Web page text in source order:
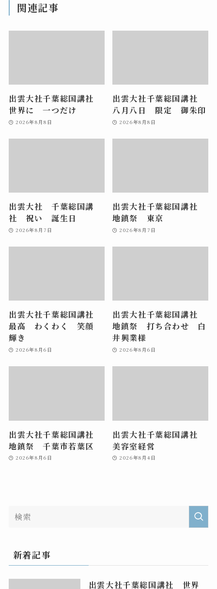
関連記事
出雲大社千葉総国講社
世界に 一つだけ
2026年8月8日
出雲大社千葉総国講社
八月八日 限定 御朱印
2026年8月8日
出雲大社 千葉総国講
社 祝い 誕生日
2026年8月7日
出雲大社千葉総国講社
地鎮祭 東京
2026年8月7日
出雲大社千葉総国講社
最高 わくわく 笑顔
輝き
2026年8月6日
出雲大社千葉総国講社
地鎮祭 打ち合わせ 白
井興業様
2026年8月6日
出雲大社千葉総国講社
地鎮祭 千葉市若葉区
2026年8月6日
出雲大社千葉総国講社
美容室経営
2026年8月4日
新着記事
出雲大社千葉総国講社 世界